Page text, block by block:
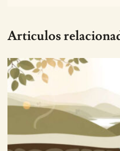
Articulos